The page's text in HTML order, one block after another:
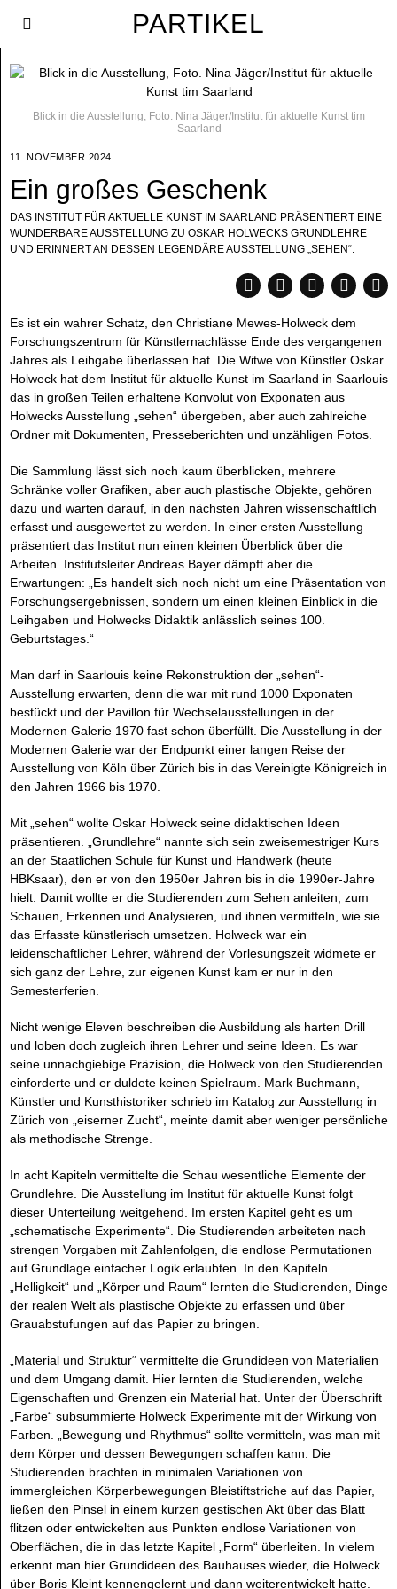
PARTIKEL
Blick in die Ausstellung, Foto. Nina Jäger/Institut für aktuelle Kunst tim
Saarland
11. NOVEMBER 2024
Ein großes Geschenk
DAS INSTITUT FÜR AKTUELLE KUNST IM SAARLAND PRÄSENTIERT EINE
WUNDERBARE AUSSTELLUNG ZU OSKAR HOLWECKS GRUNDLEHRE
UND ERINNERT AN DESSEN LEGENDÄRE AUSSTELLUNG „SEHEN“.
Es ist ein wahrer Schatz, den Christiane Mewes-Holweck dem
Forschungszentrum für Künstlernachlässe Ende des vergangenen
Jahres als Leihgabe überlassen hat. Die Witwe von Künstler Oskar
Holweck hat dem Institut für aktuelle Kunst im Saarland in Saarlouis
das in großen Teilen erhaltene Konvolut von Exponaten aus
Holwecks Ausstellung „sehen“ übergeben, aber auch zahlreiche
Ordner mit Dokumenten, Presseberichten und unzähligen Fotos.
Die Sammlung lässt sich noch kaum überblicken, mehrere
Schränke voller Grafiken, aber auch plastische Objekte, gehören
dazu und warten darauf, in den nächsten Jahren wissenschaftlich
erfasst und ausgewertet zu werden. In einer ersten Ausstellung
präsentiert das Institut nun einen kleinen Überblick über die
Arbeiten. Institutsleiter Andreas Bayer dämpft aber die
Erwartungen: „Es handelt sich noch nicht um eine Präsentation von
Forschungsergebnissen, sondern um einen kleinen Einblick in die
Leihgaben und Holwecks Didaktik anlässlich seines 100.
Geburtstages.“
Man darf in Saarlouis keine Rekonstruktion der „sehen“-
Ausstellung erwarten, denn die war mit rund 1000 Exponaten
bestückt und der Pavillon für Wechselausstellungen in der
Modernen Galerie 1970 fast schon überfüllt. Die Ausstellung in der
Modernen Galerie war der Endpunkt einer langen Reise der
Ausstellung von Köln über Zürich bis in das Vereinigte Königreich in
den Jahren 1966 bis 1970.
Mit „sehen“ wollte Oskar Holweck seine didaktischen Ideen
präsentieren. „Grundlehre“ nannte sich sein zweisemestriger Kurs
an der Staatlichen Schule für Kunst und Handwerk (heute
HBKsaar), den er von den 1950er Jahren bis in die 1990er-Jahre
hielt. Damit wollte er die Studierenden zum Sehen anleiten, zum
Schauen, Erkennen und Analysieren, und ihnen vermitteln, wie sie
das Erfasste künstlerisch umsetzen. Holweck war ein
leidenschaftlicher Lehrer, während der Vorlesungszeit widmete er
sich ganz der Lehre, zur eigenen Kunst kam er nur in den
Semesterferien.
Nicht wenige Eleven beschreiben die Ausbildung als harten Drill
und loben doch zugleich ihren Lehrer und seine Ideen. Es war
seine unnachgiebige Präzision, die Holweck von den Studierenden
einforderte und er duldete keinen Spielraum. Mark Buchmann,
Künstler und Kunsthistoriker schrieb im Katalog zur Ausstellung in
Zürich von „eiserner Zucht“, meinte damit aber weniger persönliche
als methodische Strenge.
In acht Kapiteln vermittelte die Schau wesentliche Elemente der
Grundlehre. Die Ausstellung im Institut für aktuelle Kunst folgt
dieser Unterteilung weitgehend. Im ersten Kapitel geht es um
„schematische Experimente“. Die Studierenden arbeiteten nach
strengen Vorgaben mit Zahlenfolgen, die endlose Permutationen
auf Grundlage einfacher Logik erlaubten. In den Kapiteln
„Helligkeit“ und „Körper und Raum“ lernten die Studierenden, Dinge
der realen Welt als plastische Objekte zu erfassen und über
Grauabstufungen auf das Papier zu bringen.
„Material und Struktur“ vermittelte die Grundideen von Materialien
und dem Umgang damit. Hier lernten die Studierenden, welche
Eigenschaften und Grenzen ein Material hat. Unter der Überschrift
„Farbe“ subsummierte Holweck Experimente mit der Wirkung von
Farben. „Bewegung und Rhythmus“ sollte vermitteln, was man mit
dem Körper und dessen Bewegungen schaffen kann. Die
Studierenden brachten in minimalen Variationen von
immergleichen Körperbewegungen Bleistiftstriche auf das Papier,
ließen den Pinsel in einem kurzen gestischen Akt über das Blatt
flitzen oder entwickelten aus Punkten endlose Variationen von
Oberflächen, die in das letzte Kapitel „Form“ überleiten. In vielem
erkennt man hier Grundideen des Bauhauses wieder, die Holweck
über Boris Kleint kennengelernt und dann weiterentwickelt hatte.